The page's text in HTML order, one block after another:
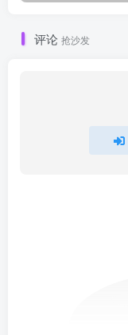
评论 抢沙发